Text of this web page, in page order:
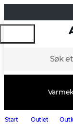
Søk
Start Outlet